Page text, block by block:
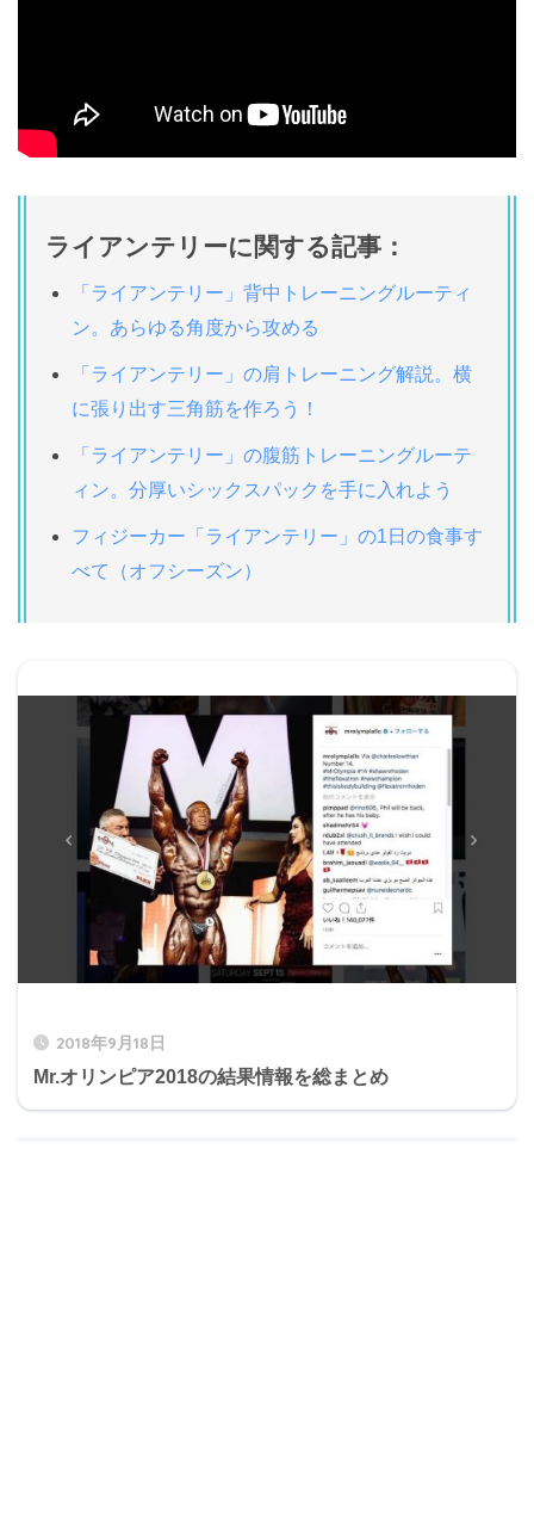
ライアンテリーに関する記事：
「ライアンテリー」背中トレーニングルーティ
ン。あらゆる角度から攻める
「ライアンテリー」の肩トレーニング解説。横
に張り出す三角筋を作ろう！
「ライアンテリー」の腹筋トレーニングルーテ
ィン。分厚いシックスパックを手に入れよう
フィジーカー「ライアンテリー」の1日の食事す
べて（オフシーズン）
2018年9月18日
Mr.オリンピア2018の結果情報を総まとめ